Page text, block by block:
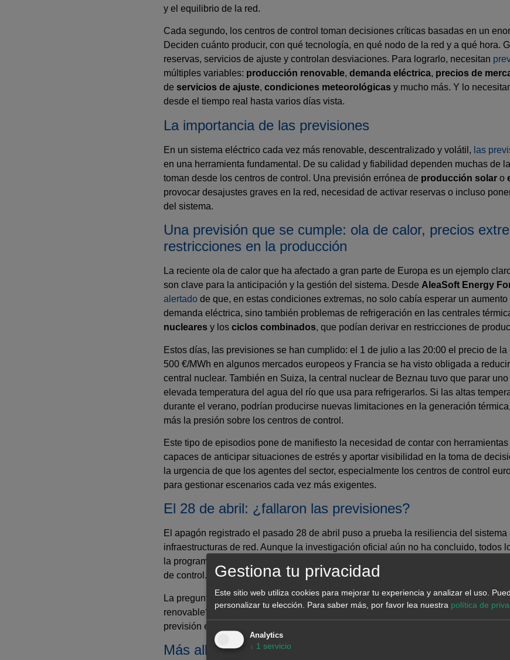
y el equilibrio de la red.
Cada segundo, los centros de control toman decisiones críticas basadas en un
Deciden cuánto producir, con qué tecnología, en qué nodo de la red y a qué hora.
reservas, servicios de ajuste y controlan desviaciones. Para lograrlo, necesitan
múltiples variables: producción renovable, demanda eléctrica, precios de
de servicios de ajuste, condiciones meteorológicasy mucho más. Y lo
desde el tiempo real hasta varios días vista.
La importancia de las previsiones
En un sistema eléctrico cada vez más renovable, descentralizado y volátil, las
en una herramienta fundamental. De su calidad y fiabilidad dependen muchas de
toman desde los centros de control. Una previsión errónea de producción solaro
provocar desajustes graves en la red, necesidad de activar reservas o incluso
del sistema.
Una previsión que se cumple: ola de calor, precios
restricciones en la producción
La reciente ola de calor que ha afectado a gran parte de Europa es un ejemplo
son clave para la anticipación y la gestión del sistema. Desde AleaSoft Energy
alertadode que, en estas condiciones extremas, no solo cabía esperar un
demanda eléctrica, sino también problemas de refrigeración en las centrales
nuclearesy los ciclos combinados, que podían derivar en restricciones de
Estos días, las previsiones se han cumplido: el 1 de julio a las 20:00 el precio de
500 €/MWh en algunos mercados europeos y Francia se ha visto obligada a
central nuclear. También en Suiza, la central nuclear de Beznau tuvo que parar
elevada temperatura del agua del río que usa para refrigerarlos. Si las altas
durante el verano, podrían producirse nuevas limitaciones en la generación
más la presión sobre los centros de control.
Este tipo de episodios pone de manifiesto la necesidad de contar con
capaces de anticipar situaciones de estrés y aportar visibilidad en la toma de
la urgencia de que los agentes del sector, especialmente los centros de control
para gestionar escenarios cada vez más exigentes.
El 28 de abril: ¿fallaron las previsiones?
El apagón registrado el pasado 28 de abril puso a prueba la resiliencia del
infraestructuras de red. Aunque la investigación oficial aún no ha concluido, todos
la programación de la producción hasta la activación, o no, de reservas
de control.
La pregunta clave es: ¿fallaron las previsiones? ¿Se subestimó la demanda o se
renovable? ¿Hubo problemas de coordinación entre diferentes actores del
previsión eran adecuados para las condiciones extremas de ese día?
Más allá de la tecnología, la coordinación
Gestiona tu privacidad
Este sitio web utiliza cookies para mejorar tu experiencia y analizar el uso.
personalizar tu elección.
Para saber más, por favor lea nuestra política de
Analytics
↓ 1 servicio